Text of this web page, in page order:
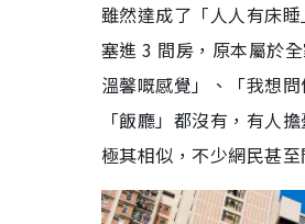
雖然達成了「人人有床
塞進 3 間房，原本屬於
溫馨嘅感覺」、「我想
「飯廳」都沒有，有人
極其相似，不少網民甚